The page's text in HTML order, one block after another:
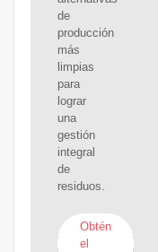
de
producción
más
limpias
para
lograr
una
gestión
integral
de
residuos.
Obtén
el